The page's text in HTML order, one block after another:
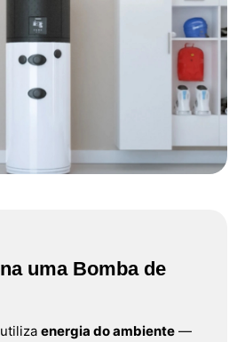
uma Bomba de
utiliza energia do ambiente —